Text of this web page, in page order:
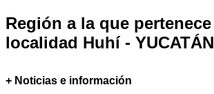
Región a la que
localidad Huhí - YUCATÁN
+ Noticias e información